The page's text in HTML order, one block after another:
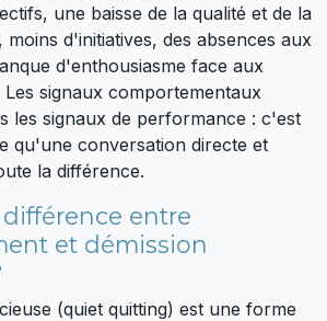
une baisse de la qualité et de la
d'initiatives, des absences aux
d'enthousiasme face aux
signaux comportementaux
les signaux de performance : c'est
qu'une conversation directe et
la différence.
entre
et démission
(quiet quitting) est une forme